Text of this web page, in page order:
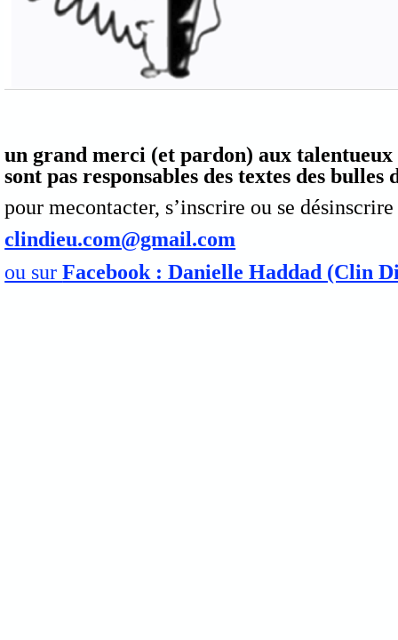
un grand merci (et pardon) aux talentueux
sont pas responsables des textes des
pour mecontacter, s’inscrire ou se
clindieu.com@gmail.com
ou surFacebook : Danielle Haddad (Clin